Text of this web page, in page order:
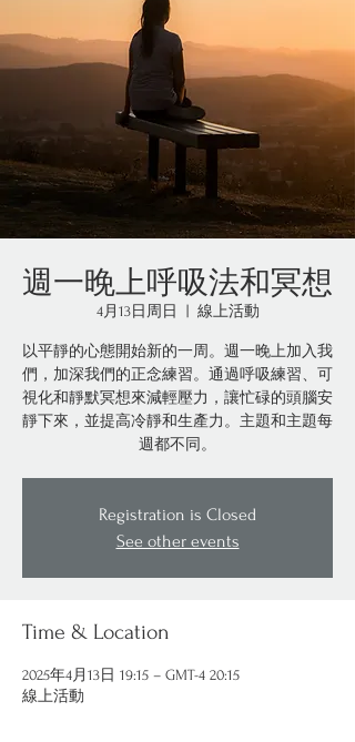
週一晚上呼吸法和冥想
4月13日周日 線上活動
以平靜的心態開始新的一周。週一晚上加入我
們，加深我們的正念練習。通過呼吸練習、可
視化和靜默冥想來減輕壓力，讓忙碌的頭腦安
靜下來，並提高冷靜和生產力。主題和主題每
週都不同。
Registration is Closed
See other events
Time & Location
2025年4月13日 19:15 – GMT-4 20:15
線上活動